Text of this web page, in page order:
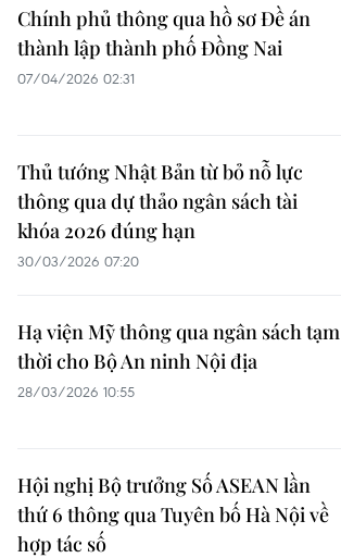
Chính phủ thông qua hồ sơ Đề án
thành lập thành phố Đồng Nai
07/04/2026 02:31
Thủ tướng Nhật Bản từ bỏ nỗ lực
thông qua dự thảo ngân sách tài
khóa 2026 đúng hạn
30/03/2026 07:20
Hạ viện Mỹ thông qua ngân sách tạm
thời cho Bộ An ninh Nội địa
28/03/2026 10:55
Hội nghị Bộ trưởng Số ASEAN lần
thứ 6 thông qua Tuyên bố Hà Nội về
hợp tác số